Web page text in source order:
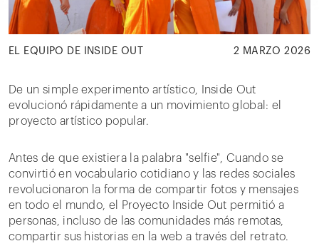
EL EQUIPO DE INSIDE OUT 2 MARZO 2026
De un simple experimento artístico, Inside Out
evolucionó rápidamente a un movimiento global: el
proyecto artístico popular.
Antes de que existiera la palabra "selfie", Cuando se
convirtió en vocabulario cotidiano y las redes sociales
revolucionaron la forma de compartir fotos y mensajes
en todo el mundo, el Proyecto Inside Out permitió a
personas, incluso de las comunidades más remotas,
compartir sus historias en la web a través del retrato.